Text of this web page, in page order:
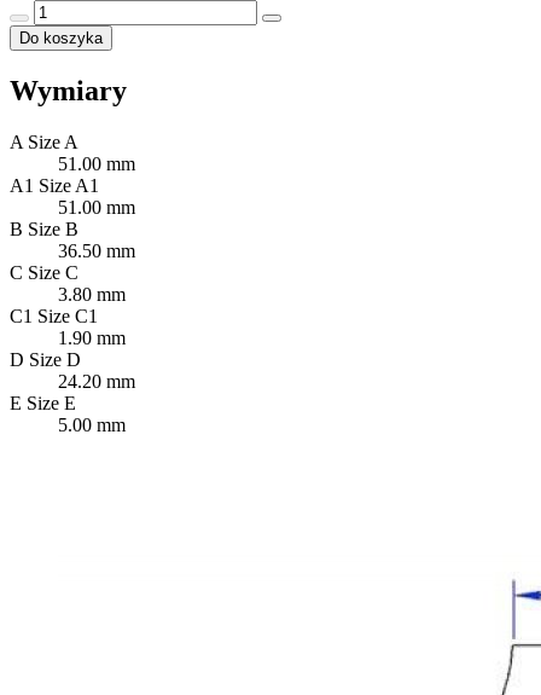
Do koszyka
Wymiary
A Size A
51.00 mm
A1 Size A1
51.00 mm
B Size B
36.50 mm
C Size C
3.80 mm
C1 Size C1
1.90 mm
D Size D
24.20 mm
E Size E
5.00 mm